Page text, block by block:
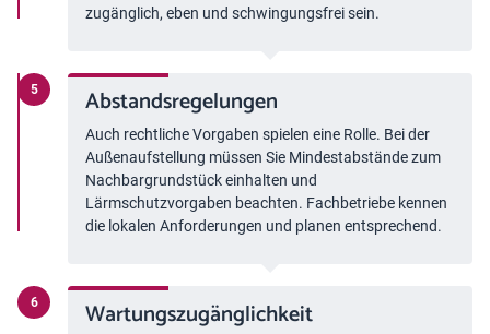
zugänglich, eben und schwingungsfrei sein.
Abstandsregelungen
Auch rechtliche Vorgaben spielen eine Rolle. Bei der
Außenaufstellung müssen Sie Mindestabstände zum
Nachbargrundstück einhalten und
Lärmschutzvorgaben beachten. Fachbetriebe kennen
die lokalen Anforderungen und planen entsprechend.
Wartungszugänglichkeit